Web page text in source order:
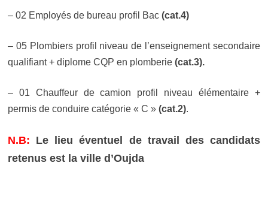
– 02 Employés de bureau profil Bac (cat.4)
– 05 Plombiers profil niveau de l’enseignement secondaire
qualifiant + diplome CQP en plomberie (cat.3).
– 01 Chauffeur de camion profil niveau élémentaire +
permis de conduire catégorie « C » (cat.2).
N.B: Le lieu éventuel de travail des candidats
retenus est la ville d’Oujda